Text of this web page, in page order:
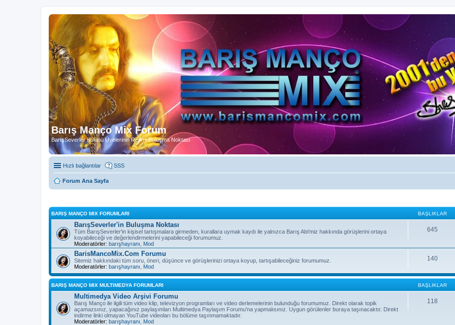
Barış Manço Mix Forum
BarışSeverler Kulübü Üyelerinin Resmi Buluşma Noktası
Hızlı bağlantılar SSS
Forum Ana Sayfa
BARIŞ MANÇO MIX FORUMLARI BAŞLIKLAR
BarışSeverler'in Buluşma Noktası
Tüm BarışSeverler'in kişisel tartışmalara girmeden, kurallara uymak kaydı ile yalnızca Barış Abi'miz hakkında görüşlerini ortaya
koyabileceği ve değerlendirmelerini yapabileceği forumumuz.
Moderatörler: barışhayranı Mod
645
BarisMancoMix.Com Forumu
Sitemiz hakkındaki tüm soru, öneri, düşünce ve görüşlerinizi ortaya koyup, tartışabileceğiniz forumumuz.
Moderatörler: barışhayranı Mod
140
BARIŞ MANÇO MIX MULTIMEDYA FORUMLARI BAŞLIKLAR
Multimedya Video Arşivi Forumu
Barış Manço ile ilgili tüm video klip, televizyon programları ve video derlemelerinin bulunduğu forumumuz. Direkt olarak topik
açamazsınız, yapacağınız paylaşımları Multimedya Paylaşım Forumu'na yapmalısınız. Uygun görülenler buraya taşınacaktır. Direkt
indirme linki olmayan YouTube videoları bu bölüme taşınmamaktadır.
Moderatörler: barışhayranı Mod
118